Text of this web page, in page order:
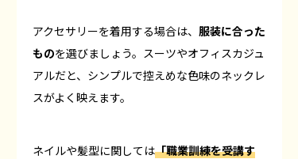
アクセサリーを着用する場合は、 服装に合った
ものを選びましょう。スーツやオフィスカジュ
アルだと、シンプルで控えめな色味のネックレ
スがよく映えます。
ネイルや髪型に関しては「職業訓練を受講す